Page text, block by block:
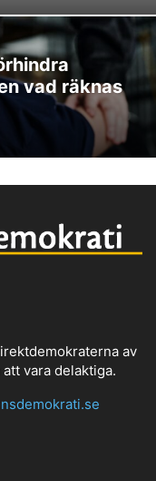
vad räknas
av
vara delaktiga.